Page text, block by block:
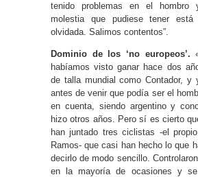
tenido problemas en el
molestia que pudiese tener está
olvidada. Salimos contentos”.
Dominio de los ‘no europeos’.
habíamos visto ganar hace dos
de talla mundial como Contador, y
antes de venir que podía ser el
en cuenta, siendo argentino y
hizo otros años. Pero sí es cierto
han juntado tres ciclistas -el
Ramos- que casi han hecho lo que
decirlo de modo sencillo.
en la mayoría de ocasiones y se